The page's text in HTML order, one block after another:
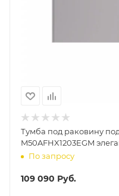
Тумба под раковину
M50AFHX1203EGM
По запросу
109 090 Руб.